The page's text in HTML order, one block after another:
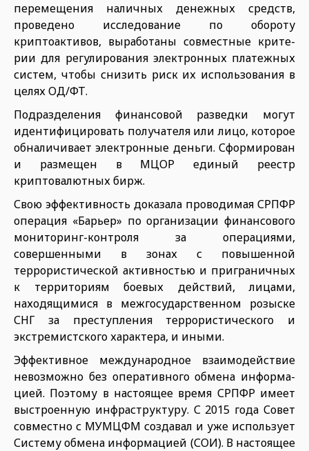
перемещения наличных денеж­ных средств,
проведено исследо­вание по обороту
криптоактивов, выработаны совместные крите­
рии для регулирования электрон­ных платежных
систем, чтобы снизить риск их использования в
целях ОД/ФТ.
Подразделения финансовой раз­ведки могут
идентифицировать получателя или лицо, которое
об­наличивает электронные деньги. Сформирован
и размещен в МЦОР единый реестр
криптовалютных бирж.
Свою эффективность доказа­ла проводимая СРПФР
операция «Барьер» по организации финансового
мониторинг-контроля за операциями,
совершенными в зонах с повышенной
террористической ак­тивностью и приграничных
к терри­ториям боевых действий, лицами,
находящимися в межгосударственном розыске
СНГ за преступления террористического и
экстремист­ского характера, и иными.
Эффективное международное взаимодействие
невозможно без оперативного обмена информа­
цией. Поэтому в настоящее время СРПФР имеет
выстроенную ин­фраструктуру. С 2015 года Совет
совместно с МУМЦФМ создавал и уже использует
Систему обмена информацией (СОИ). В настоящее